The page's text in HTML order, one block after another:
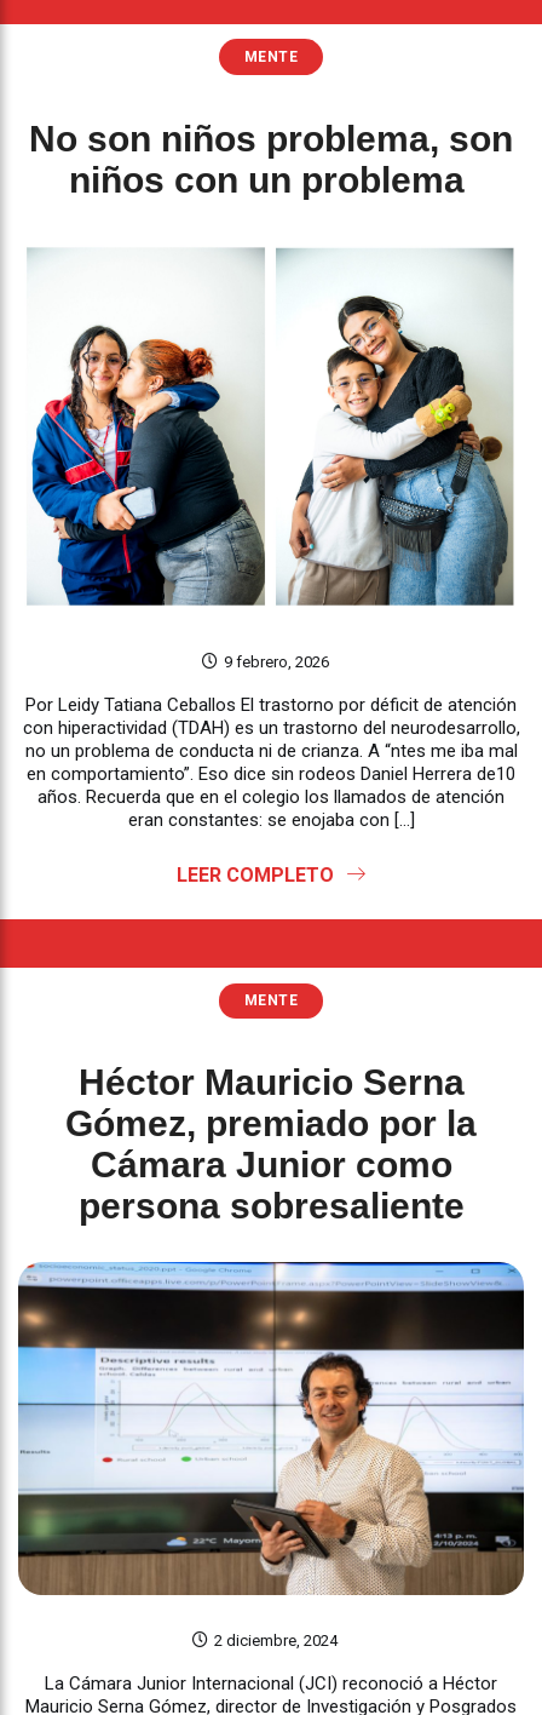
MENTE
No son niños problema, son
niños con un problema
9 febrero, 2026
Por Leidy Tatiana Ceballos El trastorno por déficit de atención
con hiperactividad (TDAH) es un trastorno del neurodesarrollo,
no un problema de conducta ni de crianza. A “ntes me iba mal
en comportamiento”. Eso dice sin rodeos Daniel Herrera de10
años. Recuerda que en el colegio los llamados de atención
eran constantes: se enojaba con […]
LEER COMPLETO
MENTE
Héctor Mauricio Serna
Gómez, premiado por la
Cámara Junior como
persona sobresaliente
2 diciembre, 2024
La Cámara Junior Internacional (JCI) reconoció a Héctor
Mauricio Serna Gómez, director de Investigación y Posgrados